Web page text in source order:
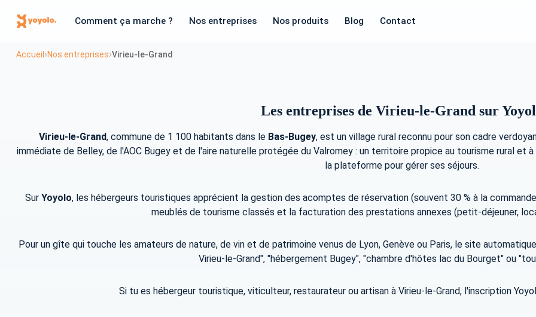
Comment ça marche ? Nos entreprises Nos produits Blog Contact
Accueil ›Nos entreprises›Virieu-le-Grand
Les entreprises de Virieu-le-Grand sur
Virieu-le-Grand, commune de 1 100 habitants dans le Bas-Bugey, est un village rural reconnu pour son cadre
immédiate de Belley, de l'AOC Bugey et de l'aire naturelle protégée du Valromey : un territoire propice au tourisme rural et
la plateforme pour gérer ses séjours.
Sur Yoyolo, les hébergeurs touristiques apprécient la gestion des acomptes de réservation (souvent 30 % à la
meublés de tourisme classés et la facturation des prestations annexes (petit-déjeuner,
Pour un gîte qui touche les amateurs de nature, de vin et de patrimoine venus de Lyon, Genève ou Paris, le site
Virieu-le-Grand", "hébergement Bugey", "chambre d'hôtes lac du Bourget" ou
Si tu es hébergeur touristique, viticulteur, restaurateur ou artisan à Virieu-le-Grand, l'inscription